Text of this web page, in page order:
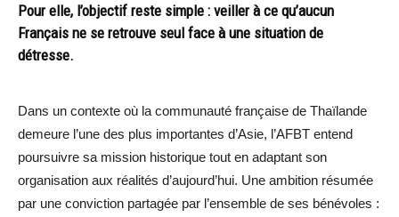
Pour elle, l’objectif reste simple : veiller à ce qu’aucun
Français ne se retrouve seul face à une situation de
détresse.
Dans un contexte où la communauté française de Thaïlande
demeure l’une des plus importantes d’Asie, l’AFBT entend
poursuivre sa mission historique tout en adaptant son
organisation aux réalités d’aujourd’hui. Une ambition résumée
par une conviction partagée par l’ensemble de ses bénévoles :